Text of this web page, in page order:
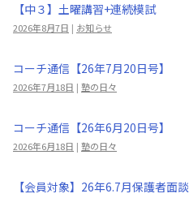
【中３】土曜講習+連続模試
2026年8月7日 | お知らせ
コーチ通信【26年7月20日号】
2026年7月18日 | 塾の日々
コーチ通信【26年6月20日号】
2026年6月18日 | 塾の日々
【会員対象】26年6.7月保護者面談